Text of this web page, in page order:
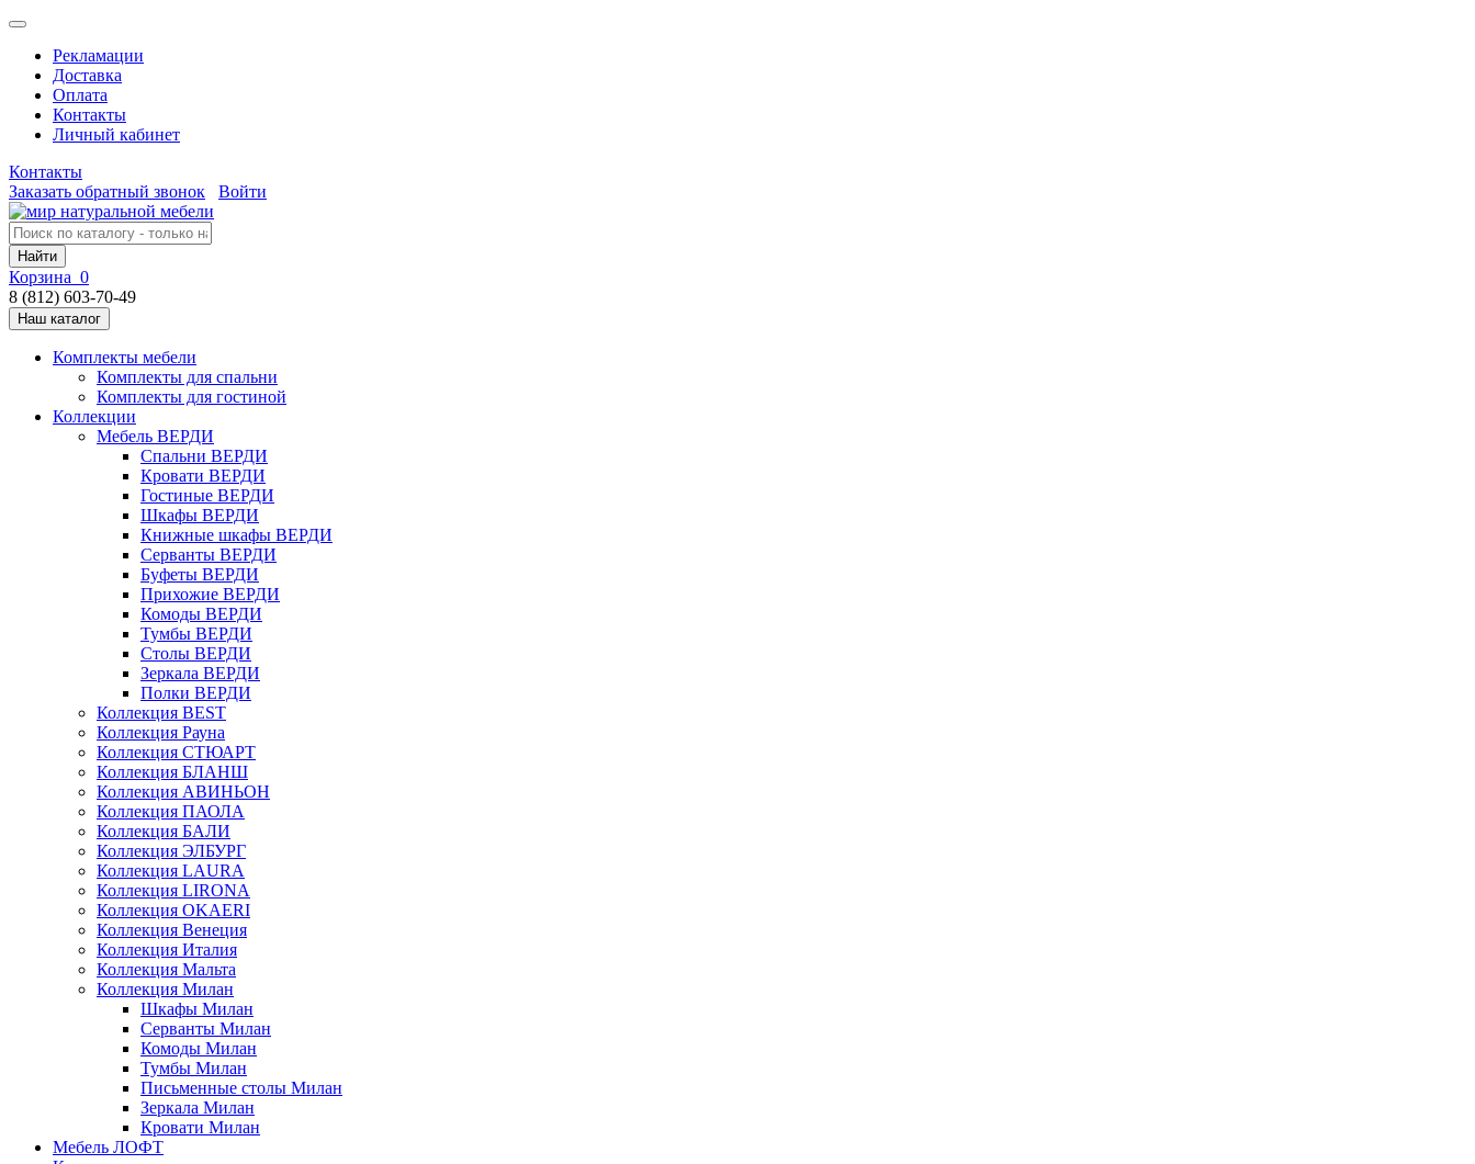
Рекламации
Доставка
Оплата
Контакты
Личный кабинет
Контакты
Заказать обратный звонок
Войти
Найти
Корзина 0
8 (812) 603-70-49
Наш каталог
Комплекты мебели
Комплекты для спальни
Комплекты для гостиной
Коллекции
Мебель ВЕРДИ
Спальни ВЕРДИ
Кровати ВЕРДИ
Гостиные ВЕРДИ
Шкафы ВЕРДИ
Книжные шкафы ВЕРДИ
Серванты ВЕРДИ
Буфеты ВЕРДИ
Прихожие ВЕРДИ
Комоды ВЕРДИ
Тумбы ВЕРДИ
Столы ВЕРДИ
Зеркала ВЕРДИ
Полки ВЕРДИ
Коллекция BEST
Коллекция Рауна
Коллекция СТЮАРТ
Коллекция БЛАНШ
Коллекция АВИНЬОН
Коллекция ПАОЛА
Коллекция БАЛИ
Коллекция ЭЛБУРГ
Коллекция LAURA
Коллекция LIRONA
Коллекция OKAERI
Коллекция Венеция
Коллекция Италия
Коллекция Мальта
Коллекция Милан
Шкафы Милан
Серванты Милан
Комоды Милан
Тумбы Милан
Письменные столы Милан
Зеркала Милан
Кровати Милан
Мебель ЛОФТ